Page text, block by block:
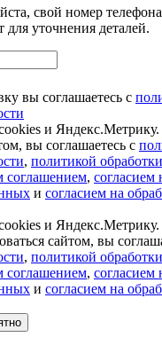
свой номер
для уточнения деталей.
вы соглашаетесь с
и
вы соглашаетесь с
, политикой
соглашением, согласием
и согласием на
и Яндекс.Метрику.
сайтом, вы
, политикой
соглашением, согласием
и согласием на